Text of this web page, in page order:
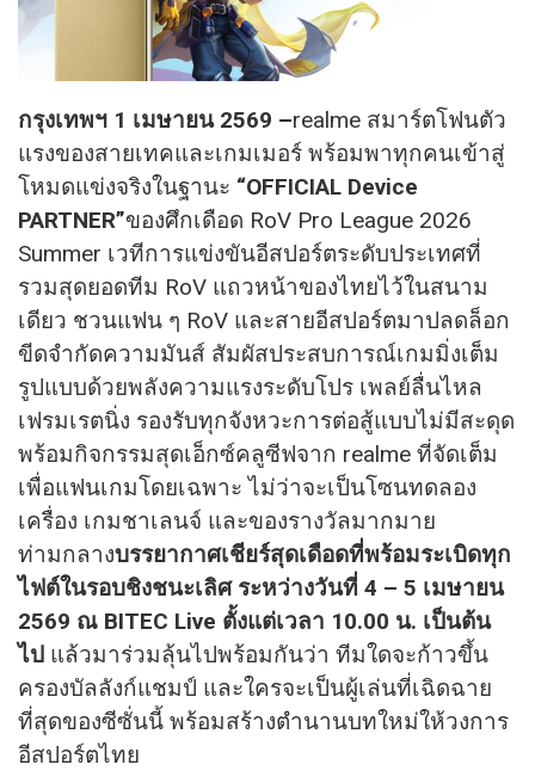
กรุงเทพฯ 1 เมษายน 2569 –realme สมาร์ตโฟนตัว
แรงของสายเทคและเกมเมอร์ พร้อมพาทุกคนเข้าสู่
โหมดแข่งจริงในฐานะ “OFFICIAL Device
PARTNER”ของศึกเดือด RoV Pro League 2026
Summer เวทีการแข่งขันอีสปอร์ตระดับประเทศที่
รวมสุดยอดทีม RoV แถวหน้าของไทยไว้ในสนาม
เดียว ชวนแฟน ๆ RoV และสายอีสปอร์ตมาปลดล็อก
ขีดจำกัดความมันส์ สัมผัสประสบการณ์เกมมิ่งเต็ม
รูปแบบด้วยพลังความแรงระดับโปร เพลย์ลื่นไหล
เฟรมเรตนิ่ง รองรับทุกจังหวะการต่อสู้แบบไม่มีสะดุด
พร้อมกิจกรรมสุดเอ็กซ์คลูซีฟจาก realme ที่จัดเต็ม
เพื่อแฟนเกมโดยเฉพาะ ไม่ว่าจะเป็นโซนทดลอง
เครื่อง เกมชาเลนจ์ และของรางวัลมากมาย
ท่ามกลางบรรยากาศเชียร์สุดเดือดที่พร้อมระเบิดทุก
ไฟต์ในรอบชิงชนะเลิศ ระหว่างวันที่ 4 – 5 เมษายน
2569 ณ BITEC Live ตั้งแต่เวลา 10.00 น. เป็นต้น
ไป แล้วมาร่วมลุ้นไปพร้อมกันว่า ทีมใดจะก้าวขึ้น
ครองบัลลังก์แชมป์ และใครจะเป็นผู้เล่นที่เฉิดฉาย
ที่สุดของซีซั่นนี้ พร้อมสร้างตำนานบทใหม่ให้วงการ
อีสปอร์ตไทย